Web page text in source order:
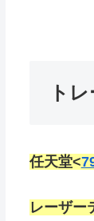
ト
任天堂<
レーザー